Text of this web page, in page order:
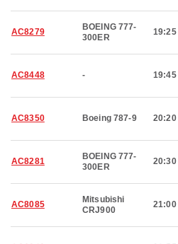
AC8279
BOEING 777-
300ER
19:25
AC8448 - 19:45
AC8350 Boeing 787-9 20:20
AC8281
BOEING 777-
300ER
20:30
AC8085
Mitsubishi
CRJ900
21:00